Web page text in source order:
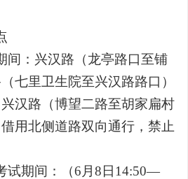
间：兴汉路（龙亭路口至铺
七里卫生院至兴汉路路口）
汉路（博望二路至胡家扁村
用北侧道路双向通行，禁止
试期间：（6月8日14:50—